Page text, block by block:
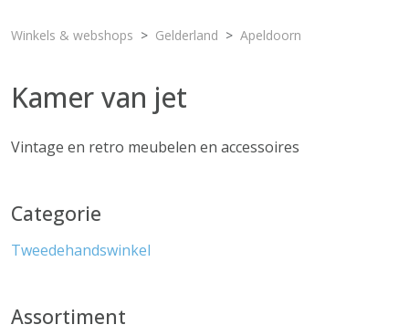
Winkels & webshops Gelderland Apeldoorn
Kamer van jet
Vintage en retro meubelen en accessoires
Categorie
Tweedehandswinkel
Assortiment